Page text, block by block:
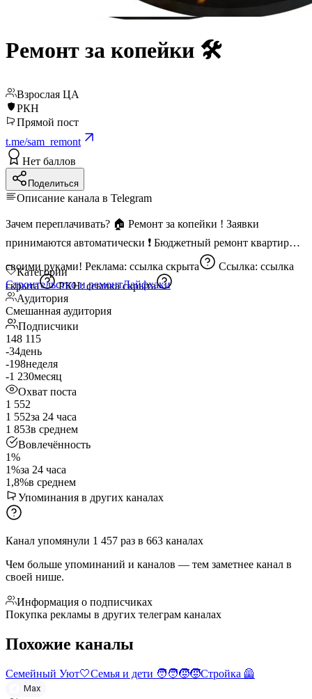
Ремонт за копейки 🛠
Взрослая ЦА
РКН
Прямой пост
t.me/sam_remont
Нет баллов
Поделиться
Описание канала в Telegram
Зачем переплачивать? 🏠 Ремонт за копейки ! Заявки
принимаются автоматически ❗️ Бюджетный ремонт квартиры
своими руками! Реклама: ссылка скрыта Ссылка: ссылка
скрыта
РКН:ссылка скрыта
Категории
Строительство и ремонтЛайфхаки
Аудитория
Смешанная аудитория
Подписчики
148 115
-34день
-198неделя
-1 230месяц
Охват поста
1 552
1 552за 24 часа
1 853в среднем
Вовлечённость
1%
1%за 24 часа
1,8%в среднем
Упоминания в других каналах
Канал упомянули 1 457 раз в 663 каналах
Чем больше упоминаний и каналов — тем заметнее канал в
своей нише.
Информация о подписчиках
Покупка рекламы в других телеграм каналах
Похожие каналы
Семейный Уют🤍Семья и дети 🧑‍🧑‍🧒‍🧒Стройка 🦺
Max